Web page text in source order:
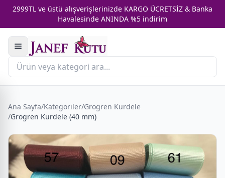
2999TL ve üstü alışverişlerinizde KARGO ÜCRETSİZ & Banka
Havalesinde ANINDA %5 indirim
Ana Sayfa/Kategoriler/Grogren Kurdele
/Grogren Kurdele (40 mm)